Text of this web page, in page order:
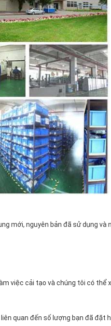
mới, nguyên bản đã sử dụng và
việc cải tạo và chúng tôi có thể
quan đến số lượng bạn đã đặt